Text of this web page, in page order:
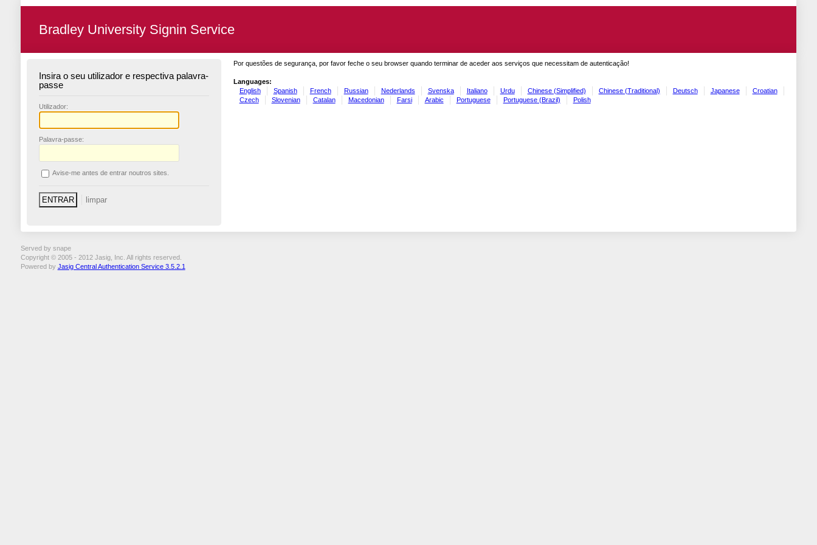
Bradley University Signin Service
Insira o seu utilizador e respectiva palavra-
passe
Utilizador:
Palavra-passe:
Avise-me antes de entrar noutros sites.
Por questões de segurança, por favor feche o seu browser quando terminar de aceder aos serviços que necessitam de autenticação!
Languages:
English
Spanish French Russian Nederlands Svenska Italiano Urdu Chinese (Simplified) Chinese (Traditional) Deutsch Japanese
Croatian
Czech
Slovenian Catalan Macedonian Farsi Arabic Portuguese Portuguese (Brazil) Polish
Served by snape
Copyright © 2005 - 2012 Jasig, Inc. All rights reserved.
Powered by Jasig Central Authentication Service 3.5.2.1